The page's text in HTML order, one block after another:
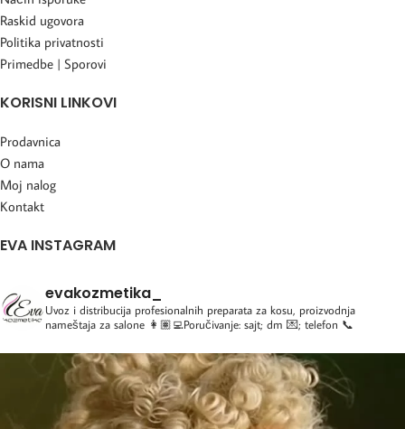
Raskid ugovora
Politika privatnosti
Primedbe | Sporovi
KORISNI LINKOVI
Prodavnica
O nama
Moj nalog
Kontakt
EVA INSTAGRAM
evakozmetika_
Uvoz i distribucija profesionalnih preparata za kosu, proizvodnja
nameštaja za salone 👩🏽‍💻Poručivanje: sajt; dm 💌; telefon 📞